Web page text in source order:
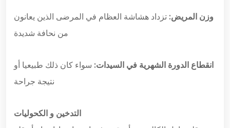
وزن المريض: تزداد هشاشة العظام في المرضى الذين يعانون
من نحافة شديدة
انقطاع الدورة الشهرية في السيدات: سواء كان ذلك طبيعيا أو
نتيجة جراحة
التدخين و الكحوليات